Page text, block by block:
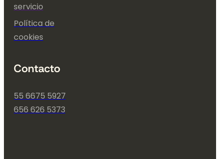
servicio
Política de
cookies
Contacto
55 6675 5927
656 626 5373